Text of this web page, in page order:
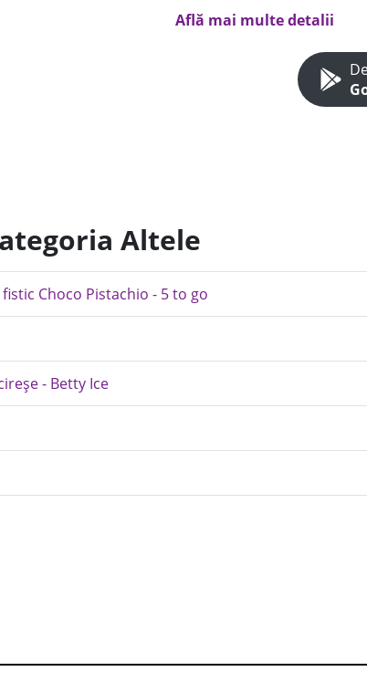
Află mai multe detalii
Altele
Choco Pistachio - 5 to go
- Betty Ice